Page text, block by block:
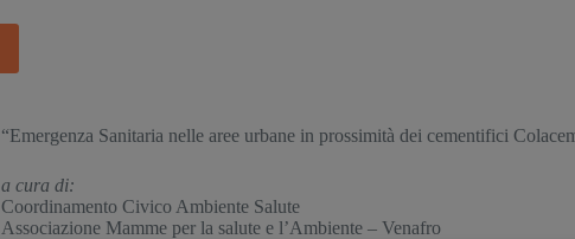
“Emergenza Sanitaria nelle aree urbane in prossimità dei cementifici
a cura di:
Coordinamento Civico Ambiente Salute
Associazione Mamme per la salute e l’Ambiente – Venafro